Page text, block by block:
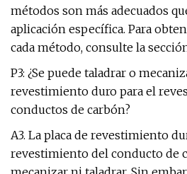
métodos son más adecuados
aplicación específica. Para
cada método, consulte la
P3: ¿Se puede taladrar o
revestimiento duro para el
conductos de carbón?
A3. La placa de revestimiento
revestimiento del conducto de